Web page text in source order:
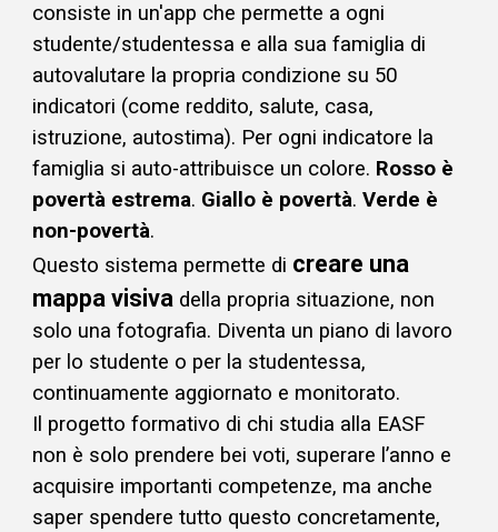
consiste in un'app che permette a ogni
studente/studentessa e alla sua famiglia di
autovalutare la propria condizione su 50
indicatori (come reddito, salute, casa,
istruzione, autostima). Per ogni indicatore la
famiglia si auto-attribuisce un colore. Rosso è
povertà estrema. Giallo è povertà.Verde è
non-povertà.
Questo sistema permette di creare una
mappa visiva della propria situazione, non
solo una fotografia. Diventa un piano di lavoro
per lo studente o per la studentessa,
continuamente aggiornato e monitorato.
Il progetto formativo di chi studia alla EASF
non è solo prendere bei voti, superare l’anno e
acquisire importanti competenze, ma anche
saper spendere tutto questo concretamente,